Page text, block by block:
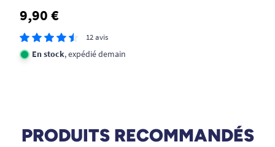
9,90 €
12 avis
En stock, expédié demain
PRODUITS RECOMMANDÉS